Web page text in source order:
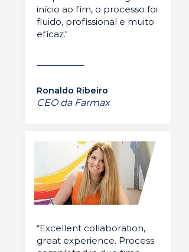
início ao fim, o processo foi
fluido, profissional e muito
eficaz."
Ronaldo Ribeiro
CEO da Farmax
“Excellent collaboration,
great experience. Process